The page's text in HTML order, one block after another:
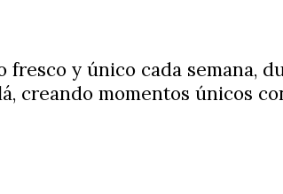
y único cada semana,
creando momentos únicos